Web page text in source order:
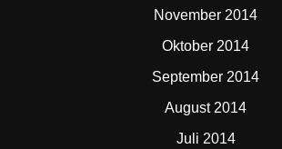
November 2014
Oktober 2014
September 2014
August 2014
Juli 2014